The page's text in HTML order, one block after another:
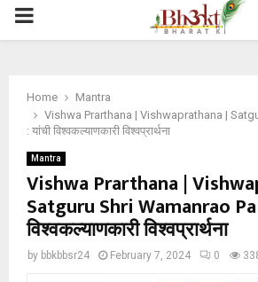
PRIMARY
Home
Mantra
Vishwa Prarthana | Vishwaprathana |
: यांची विश्वकल्याणकारी विश्वप्रार्थना
Mantra
Vishwa Prarthana |
Satguru Shri Wamanrao
विश्वकल्याणकारी विश्वप्रार्थना
by bbkbbsr24 February 7, 2024 0